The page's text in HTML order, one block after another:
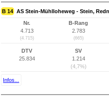
B 14 AS Stein-Mühlloheweg - Stein,
Nr.
4.713
(4.715)
B-Rang
2.783
(665)
DTV
25.834
SV
1.214
(4,7%)
Infos...